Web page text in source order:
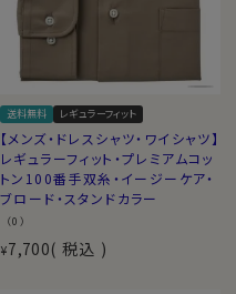
送料無料 レギュラーフィット
【メンズ・ドレスシャツ・ワイシャツ】
レギュラーフィット・プレミアムコッ
トン100番手双糸・イージーケア・
ブロード・スタンドカラー
（0）
¥7,700 税込